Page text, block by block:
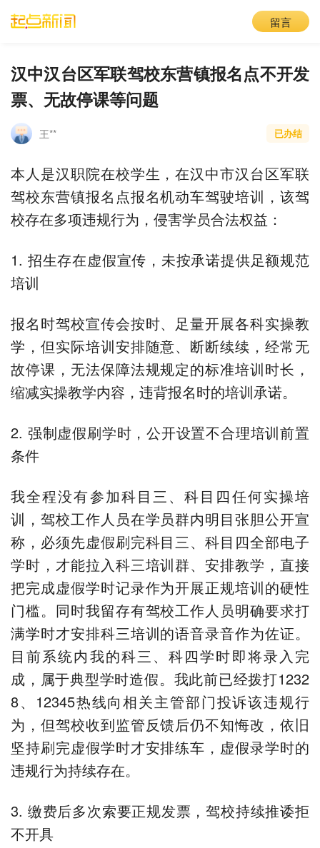
留言
汉中汉台区军联驾校东营镇报名点不开发
票、无故停课等问题
王** 已办结
本人是汉职院在校学生，在汉中市汉台区军联
驾校东营镇报名点报名机动车驾驶培训，该驾
校存在多项违规行为，侵害学员合法权益：
1. 招生存在虚假宣传，未按承诺提供足额规范
培训
报名时驾校宣传会按时、足量开展各科实操教
学，但实际培训安排随意、断断续续，经常无
故停课，无法保障法规规定的标准培训时长，
缩减实操教学内容，违背报名时的培训承诺。
2. 强制虚假刷学时，公开设置不合理培训前置
条件
我全程没有参加科目三、科目四任何实操培
训，驾校工作人员在学员群内明目张胆公开宣
称，必须先虚假刷完科目三、科目四全部电子
学时，才能拉入科三培训群、安排教学，直接
把完成虚假学时记录作为开展正规培训的硬性
门槛。同时我留存有驾校工作人员明确要求打
满学时才安排科三培训的语音录音作为佐证。
目前系统内我的科三、科四学时即将录入完
成，属于典型学时造假。我此前已经拨打1232
8、12345热线向相关主管部门投诉该违规行
为，但驾校收到监管反馈后仍不知悔改，依旧
坚持刷完虚假学时才安排练车，虚假录学时的
违规行为持续存在。
3. 缴费后多次索要正规发票，驾校持续推诿拒
不开具